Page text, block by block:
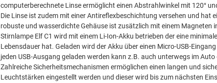
computerberechnete Linse ermöglicht einen Abstrahlwinkel mit 120°
Die Linse ist zudem mit einer Antireflexbeschichtung versehen und hat
robuste und wasserdichte Gehäuse ist zusätzlich mit einem Magneten
Stirnlampe Elf C1 wird mit einem Li-Ion-Akku betrieben der eine
Lebensdauer hat. Geladen wird der Akku über einen Micro-USB-
jeden USB-Ausgang geladen werden kann z.B. auch unterwegs im
Zahlreiche Sicherheitsmechanismen ermöglichen einen langen und
Leuchtstärken eingestellt werden und dieser wird bis zum nächsten